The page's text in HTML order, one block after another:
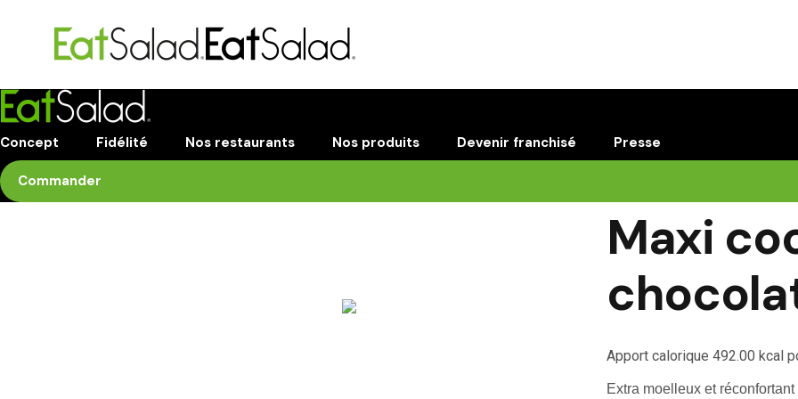
Concept Fidélité Nos restaurants Nos produits Devenir franchisé Presse
Commander
Maxi
Apport calorique 492.00 kcal
Extra moelleux et réconfortant